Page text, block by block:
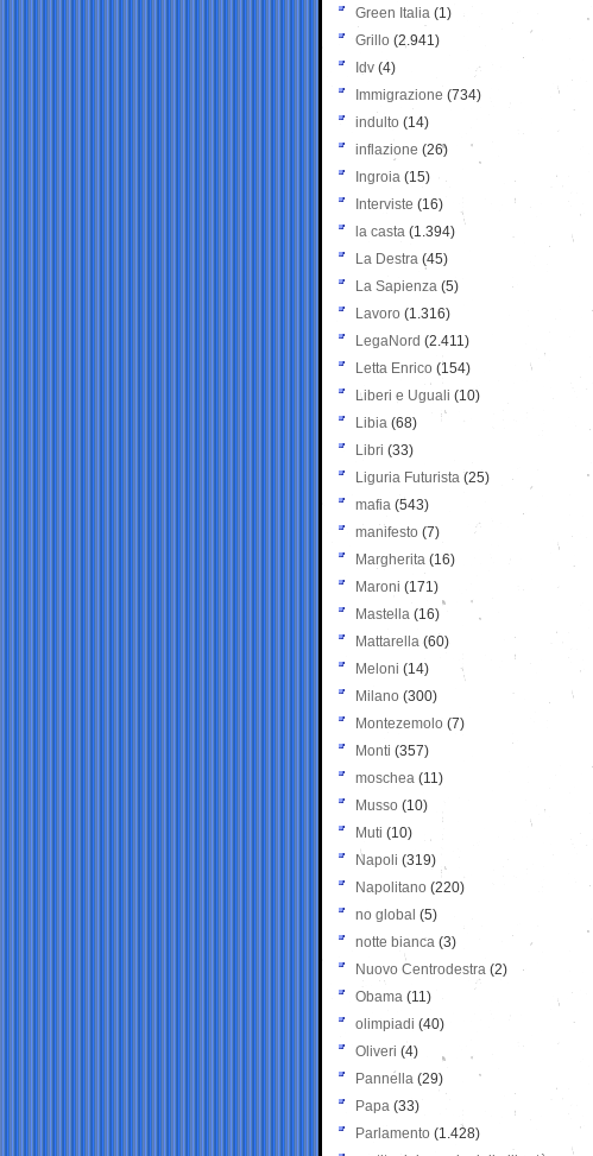
Green Italia (1)
Grillo (2.941)
Idv (4)
Immigrazione (734)
indulto (14)
inflazione (26)
Ingroia (15)
Interviste (16)
la casta (1.394)
La Destra (45)
La Sapienza (5)
Lavoro (1.316)
LegaNord (2.411)
Letta Enrico (154)
Liberi e Uguali (10)
Libia (68)
Libri (33)
Liguria Futurista (25)
mafia (543)
manifesto (7)
Margherita (16)
Maroni (171)
Mastella (16)
Mattarella (60)
Meloni (14)
Milano (300)
Montezemolo (7)
Monti (357)
moschea (11)
Musso (10)
Muti (10)
Napoli (319)
Napolitano (220)
no global (5)
notte bianca (3)
Nuovo Centrodestra (2)
Obama (11)
olimpiadi (40)
Oliveri (4)
Pannella (29)
Papa (33)
Parlamento (1.428)